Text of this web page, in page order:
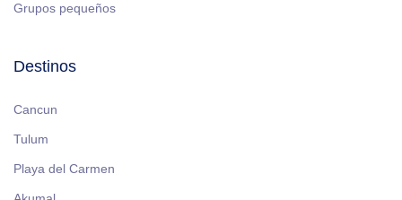
Grupos pequeños
Destinos
Cancun
Tulum
Playa del Carmen